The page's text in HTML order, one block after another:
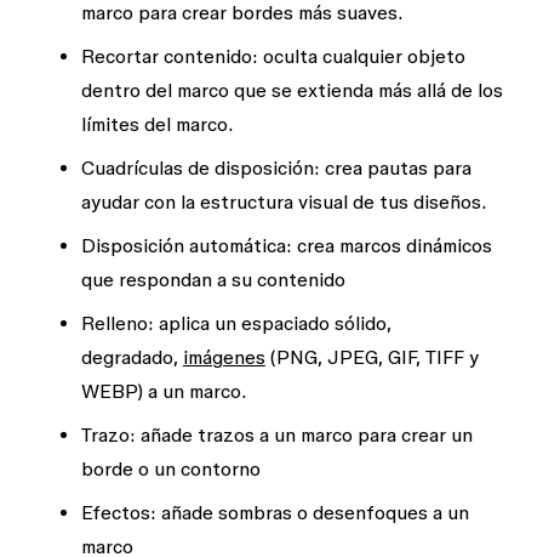
marco para crear bordes más suaves.
Recortar contenido: oculta cualquier objeto
dentro del marco que se extienda más allá de los
límites del marco.
Cuadrículas de disposición: crea pautas para
ayudar con la estructura visual de tus diseños.
Disposición automática: crea marcos dinámicos
que respondan a su contenido
Relleno: aplica un espaciado sólido,
degradado, imágenes (PNG, JPEG, GIF, TIFF y
WEBP) a un marco.
Trazo: añade trazos a un marco para crear un
borde o un contorno
Efectos: añade sombras o desenfoques a un
marco